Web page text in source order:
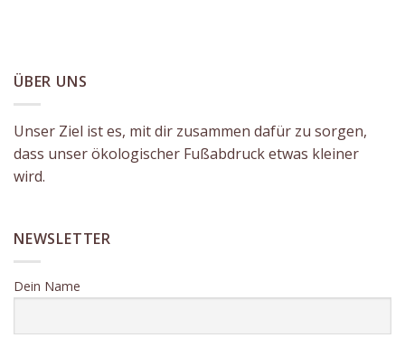
ÜBER UNS
Unser Ziel ist es, mit dir zusammen dafür zu sorgen,
dass unser ökologischer Fußabdruck etwas kleiner
wird.
NEWSLETTER
Dein Name